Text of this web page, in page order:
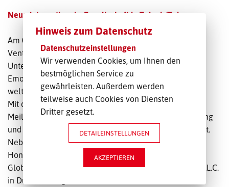
Neue internationale Gesellschaft in Taipeh/Taiwan
Am 04.03.2020 haben Emons und Founder ein Joint
Venture in Taipeh/Taiwan gegründet. Das neue
Unternehmen fungiert unter dem Namen Founder &
Emons Ltd. – Founder ist ein langjähriger Partner der
weltweit agierenden Emons Air & Sea GmbH.
Mit der Allianz in Taiwan setzt Emons einen neuen
Meilenstein in seiner strategischen Internationalisierung
und intensiviert seine Geschäftsbeziehungen in Fernost.
Neben dem Joint Venture Emons Greater China Ltd. in
Hong Kong und der mehrheitlichen Übernahme der
Global Fairways LLC in den USA sowie Al Ras Freight L.L.C.
in Dubai Anfang 2018, verstärkt Emons seine
Hinweis zum Datenschutz
Datenschutzeinstellungen
Wir verwenden Cookies, um Ihnen den
bestmöglichen Service zu
gewährleisten. Außerdem werden
teilweise auch Cookies von Diensten
Dritter gesetzt.
DETAILEINSTELLUNGEN
AKZEPTIEREN